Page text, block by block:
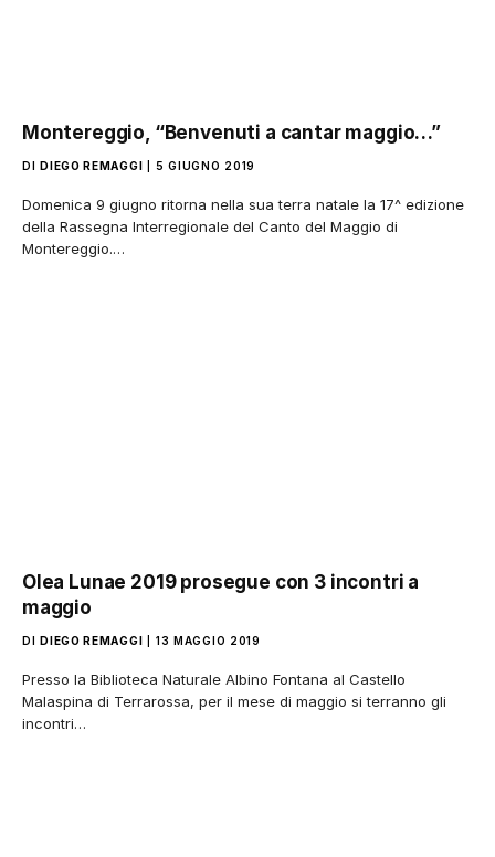
Montereggio, “Benvenuti a cantar maggio…”
DI DIEGO REMAGGI 5 GIUGNO 2019
Domenica 9 giugno ritorna nella sua terra natale la 17^ edizione
della Rassegna Interregionale del Canto del Maggio di
Montereggio.…
Olea Lunae 2019 prosegue con 3 incontri a
maggio
DI DIEGO REMAGGI 13 MAGGIO 2019
Presso la Biblioteca Naturale Albino Fontana al Castello
Malaspina di Terrarossa, per il mese di maggio si terranno gli
incontri…